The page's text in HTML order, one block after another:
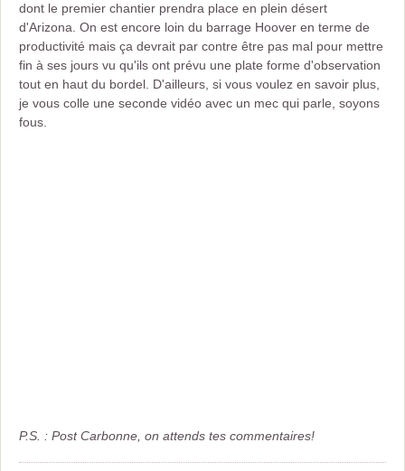
dont le premier chantier prendra place en plein désert
d'Arizona. On est encore loin du barrage Hoover en terme de
productivité mais ça devrait par contre être pas mal pour mettre
fin à ses jours vu qu'ils ont prévu une plate forme d'observation
tout en haut du bordel. D'ailleurs, si vous voulez en savoir plus,
je vous colle une seconde vidéo avec un mec qui parle, soyons
fous.
P.S. : Post Carbonne, on attends tes commentaires!